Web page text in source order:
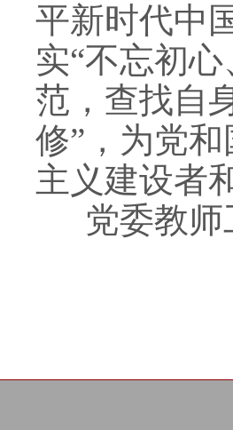
平新时代中
实“不忘初
范，查找自
修”，为党
主义建设者
党委教